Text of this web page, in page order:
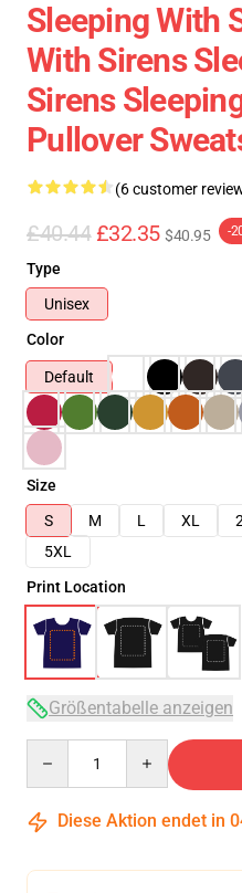
Sleeping With
With Sirens
Sirens
Pullover
(6 customer
£40.44 £32.35 $40.95 -
Type
Unisex
Color
Default
Size
S
M L XL
5XL
Print Location
Größentabelle anzeigen
Diese Aktion endet in